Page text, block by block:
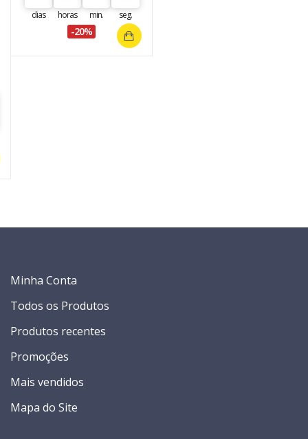
dias horas min. seg.
-20%
Minha Conta
Todos os Produtos
Produtos recentes
Promoções
Mais vendidos
Mapa do Site